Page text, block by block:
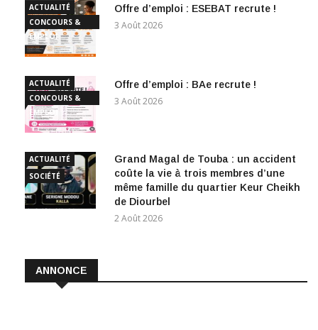
ACTUALITÉ
CONCOURS &
EMPLOI
Offre d’emploi : ESEBAT recrute !
3 Août 2026
ACTUALITÉ
CONCOURS &
EMPLOI
Offre d’emploi : BAe recrute !
3 Août 2026
ACTUALITÉ
SOCIÉTÉ
Grand Magal de Touba : un accident
coûte la vie à trois membres d’une
même famille du quartier Keur Cheikh
de Diourbel
2 Août 2026
ANNONCE